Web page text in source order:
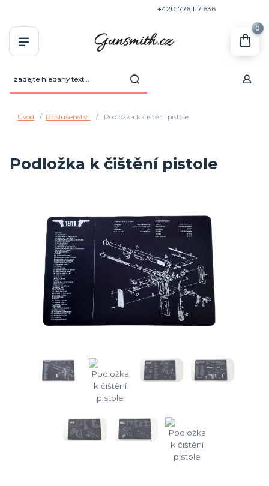
+420 776 117 636
0
Úvod Příslušenství Podložka k čištění pistole
Podložka k čištění pistole